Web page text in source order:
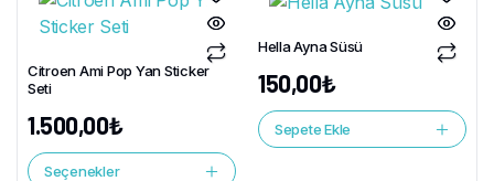
Citroen Ami Pop Yan Sticker
Seti
1.500,00₺
Seçenekler
Hella Ayna Süsü
150,00₺
Sepete Ekle